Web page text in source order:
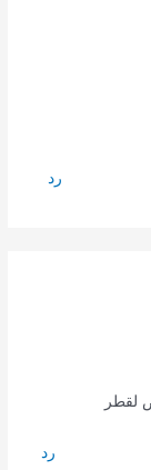
رد
لقطر
رد